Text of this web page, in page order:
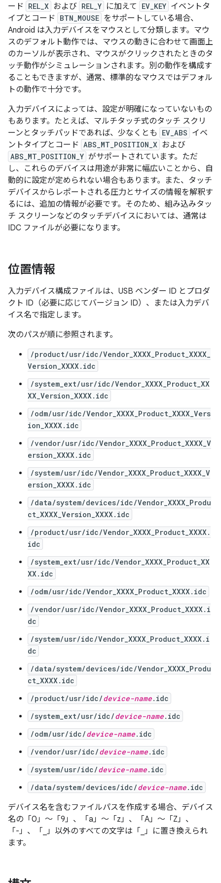
ード
REL_X および REL_Y に加えて EV_KEY イベントタ
イプとコード
BTN_MOUSE をサポートしている場合、
Android は入力デバイスをマウスとして分類します。マウ
スのデフォルト動作では、マウスの動きに合わせて画面上
のカーソルが表示され、マウスがクリックされたときのタ
ッチ動作がシミュレーションされます。別の動作を構成す
ることもできますが、通常、標準的なマウスではデフォル
トの動作で十分です。
入力デバイスによっては、設定が明確になっていないもの
もあります。たとえば、マルチタッチ式のタッチ スクリ
ーンとタッチパッドであれば、少なくとも
EV_ABS イベ
ントタイプとコード ABS_MT_POSITION_X および
ABS_MT_POSITION_Y がサポートされています。ただ
し、これらのデバイスは用途が非常に幅広いことから、自
動的に設定が定められない場合もあります。また、タッチ
デバイスからレポートされる圧力とサイズの情報を解釈す
るには、追加の情報が必要です。そのため、組み込みタッ
チ スクリーンなどのタッチデバイスにおいては、通常は
IDC ファイルが必要になります。
位置情報
入力デバイス構成ファイルは、USB ベンダー ID とプロダ
クト ID（必要に応じてバージョン ID）、または入力デバ
イス名で指定します。
次のパスが順に参照されます。
/product/usr/idc/Vendor_XXXX_Product_XXXX_
Version_XXXX.idc
/system_ext/usr/idc/Vendor_XXXX_Product_XX
XX_Version_XXXX.idc
/odm/usr/idc/Vendor_XXXX_Product_XXXX_Vers
ion_XXXX.idc
/vendor/usr/idc/Vendor_XXXX_Product_XXXX_V
ersion_XXXX.idc
/system/usr/idc/Vendor_XXXX_Product_XXXX_V
ersion_XXXX.idc
/data/system/devices/idc/Vendor_XXXX_Produ
ct_XXXX_Version_XXXX.idc
/product/usr/idc/Vendor_XXXX_Product_XXXX.
idc
/system_ext/usr/idc/Vendor_XXXX_Product_XX
XX.idc
/odm/usr/idc/Vendor_XXXX_Product_XXXX.idc
/vendor/usr/idc/Vendor_XXXX_Product_XXXX.i
dc
/system/usr/idc/Vendor_XXXX_Product_XXXX.i
dc
/data/system/devices/idc/Vendor_XXXX_Produ
ct_XXXX.idc
/product/usr/idc/device-name.idc
/system_ext/usr/idc/device-name.idc
/odm/usr/idc/device-name.idc
/vendor/usr/idc/device-name.idc
/system/usr/idc/device-name.idc
/data/system/devices/idc/device-name.idc
デバイス名を含むファイルパスを作成する場合、デバイス
名の「0」～「9」、「a」～「z」、「A」～「Z」、
「-」、「_」以外のすべての文字は「_」に置き換えられ
ます。